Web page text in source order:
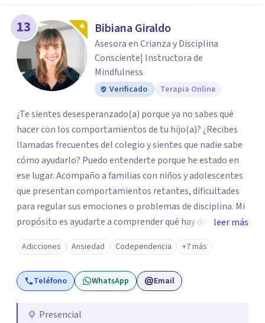
13 Bibiana Giraldo
Asesora en Crianza y Disciplina
Consciente| Instructora de
Mindfulness
Verificado Terapia Online
¿Te sientes desesperanzado(a) porque ya no sabes qué
hacer con los comportamientos de tu hijo(a)? ¿Recibes
llamadas frecuentes del colegio y sientes que nadie sabe
cómo ayudarlo? Puedo entenderte porque he estado en
ese lugar. Acompaño a familias con niños y adolescentes
que presentan comportamientos retantes, dificultades
para regular sus emociones o problemas de disciplina. Mi
propósito es ayudarte a comprender qué hay detrás de
esas conductas y desarrollar las habilidades y
herramientas que se necesitan para transformar estas
conductas indeseadas. De la misma manera, trabajo de la
mano con el colegio para que familia e institución
ser educadora, madre de un niño con comportamiento
leer más
Adicciones Ansiedad Codependencia +7 más
Teléfono WhatsApp Email
Presencial